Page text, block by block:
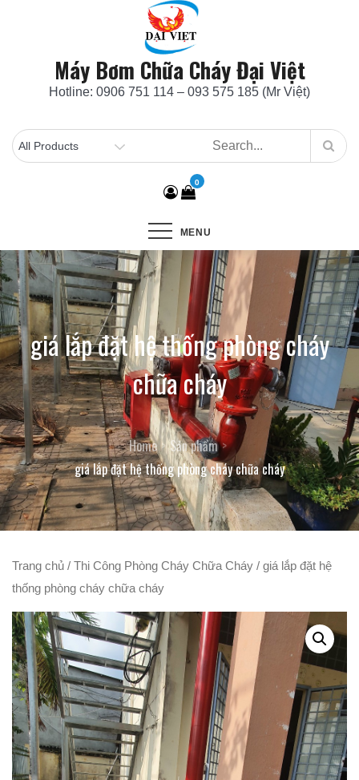
Máy Bơm Chữa Cháy Đại Việt
Hotline: 0906 751 114 – 093 575 185 (Mr Việt)
0
MENU
giá lắp đặt hệ thống phòng cháy
chữa cháy
Home
Sản phẩm
giá lắp đặt hệ thống phòng cháy chữa cháy
Trang chủ / Thi Công Phòng Cháy Chữa Cháy / giá lắp đặt hệ
thống phòng cháy chữa cháy